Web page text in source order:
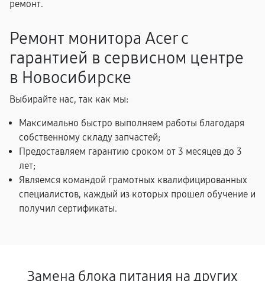
ремонт.
Ремонт монитора Acer с
гарантией в сервисном центре
в Новосибирске
Выбирайте нас, так как мы:
Максимально быстро выполняем работы благодаря
собственному складу запчастей;
Предоставляем гарантию сроком от 3 месяцев до 3
лет;
Являемся командой грамотных квалифицированных
специалистов, каждый из которых прошел обучение и
получил сертификаты.
Замена блока питания на других